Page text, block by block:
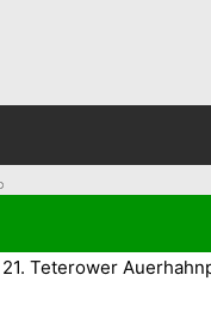
21. Teterower